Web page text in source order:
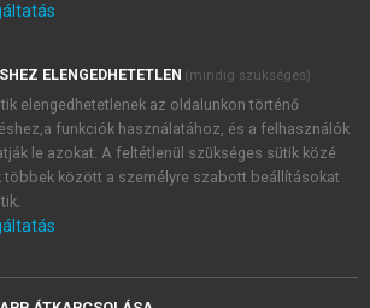
az Akadémiai Kiadó Zrt. újdonságairól,
tájékoztatóbanfoglaltakat tudomásul
feltételeket, valamint a szotar.netés a
licencszerződéseiben foglaltakat
és elfogadom.
KIPRÓBÁLOM
ELENGEDHETETLEN (mindig szükséges)
elengedhetetlenek az oldalunkon történő
funkciók használatához, és a felhasználók
le azokat. A feltétlenül szükséges sütik közé
többek között a személyre szabott beállításokat